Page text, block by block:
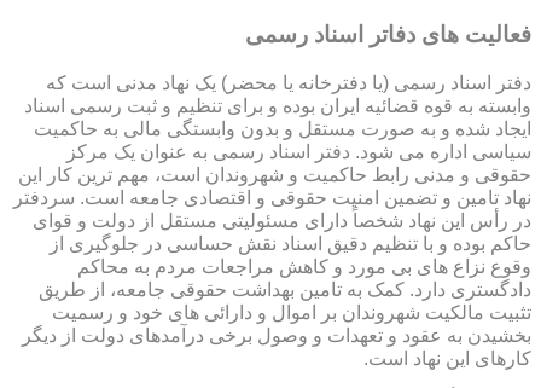
فعالیت های دفاتر اسناد رسمی
دفتر اسناد رسمی (یا دفترخانه یا محضر) یک نهاد مدنی است که
وابسته به قوه قضائیه ایران بوده و برای تنظیم و ثبت رسمی اسناد
ایجاد شده و به صورت مستقل و بدون وابستگی مالی به حاکمیت
سیاسی اداره می شود. دفتر اسناد رسمی به عنوان یک مرکز
حقوقی و مدنی رابط حاکمیت و شهروندان است، مهم ترین کار این
نهاد تامین و تضمین امنیت حقوقی و اقتصادی جامعه است. سردفتر
در رأس این نهاد شخصاً دارای مسئولیتی مستقل از دولت و قوای
حاکم بوده و با تنظیم دقیق اسناد نقش حساسی در جلوگیری از
وقوع نزاع های بی مورد و کاهش مراجعات مردم به محاکم
دادگستری دارد. کمک به تامین بهداشت حقوقی جامعه، از طریق
تثبیت مالکیت شهروندان بر اموال و دارائی های خود و رسمیت
بخشیدن به عقود و تعهدات و وصول برخی درآمدهای دولت از دیگر
کارهای این نهاد است.